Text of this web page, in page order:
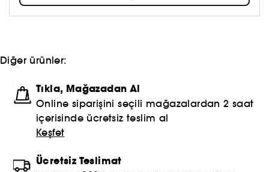
Topla, oyna ve paylaş #sephoracollection
Diğer ürünler:
Tıkla, Mağazadan Al
Online siparişini seçili mağazalardan 2 saat
içerisinde ücretsiz teslim al
Keşfet
Ücretsiz Teslimat